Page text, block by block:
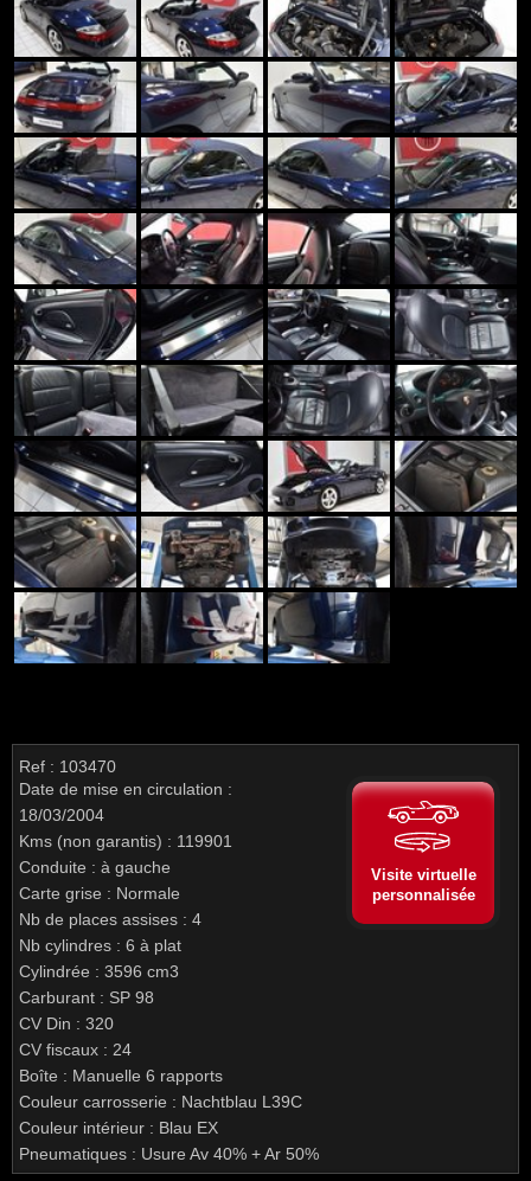
Ref : 103470
Date de mise en circulation :
18/03/2004
Kms (non garantis) : 119901
Conduite : à gauche
Carte grise : Normale
Nb de places assises : 4
Nb cylindres : 6 à plat
Cylindrée : 3596 cm3
Carburant : SP 98
CV Din : 320
CV fiscaux : 24
Boîte : Manuelle 6 rapports
Couleur carrosserie : Nachtblau L39C
Couleur intérieur : Blau EX
Pneumatiques : Usure Av 40% + Ar 50%
Visite virtuelle
personnalisée